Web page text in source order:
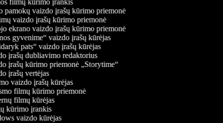
filmų kūrimo įrankis
vaizdo įrašų kūrimo priemonė
vaizdo įrašų kūrimo priemonė
ekrano vaizdo įrašų kūrimo priemonė
gyvenime“ vaizdo įrašų kūrėjas
pats“ vaizdo įrašų kūrėjas
įrašų dubliavimo redaktorius
įrašų kūrimo priemonė „Storytime“
įrašų vertėjas
vaizdo įrašų kūrėjas
filmų kūrimo priemonė
filmų kūrėjas
kūrimo įrankis
vaizdo kūrėjas